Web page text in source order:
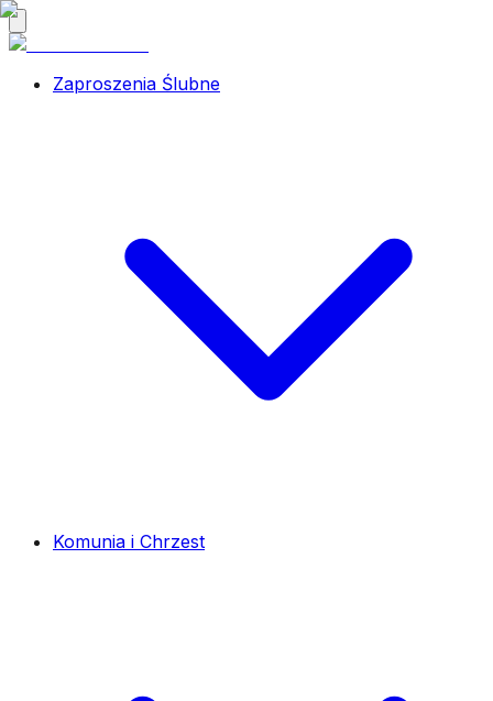
Zaproszenia Ślubne
Komunia i Chrzest